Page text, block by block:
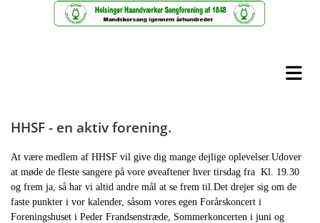
HHSF - en aktiv forening.
At være medlem af HHSF vil give dig mange dejlige oplevelser.Udover
at møde de fleste sangere på vore øveaftener hver tirsdag fra Kl. 19.30
og frem ja, så har vi altid andre mål at se frem til.Det drejer sig om de
faste punkter i vor kalender, såsom vores egen Forårskoncert i
Foreningshuset i Peder Frandsenstræde, Sommerkoncerten i juni og